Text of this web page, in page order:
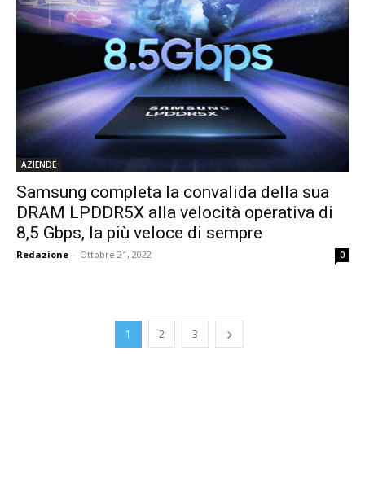
AZIENDE
Samsung completa la convalida della sua
DRAM LPDDR5X alla velocità operativa di
8,5 Gbps, la più veloce di sempre
Redazione - Ottobre 21, 2022 0
1 2 3